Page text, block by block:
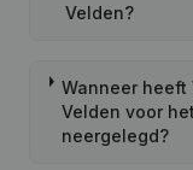
Velden?
Wanneer heeft
Velden voor
neergelegd?